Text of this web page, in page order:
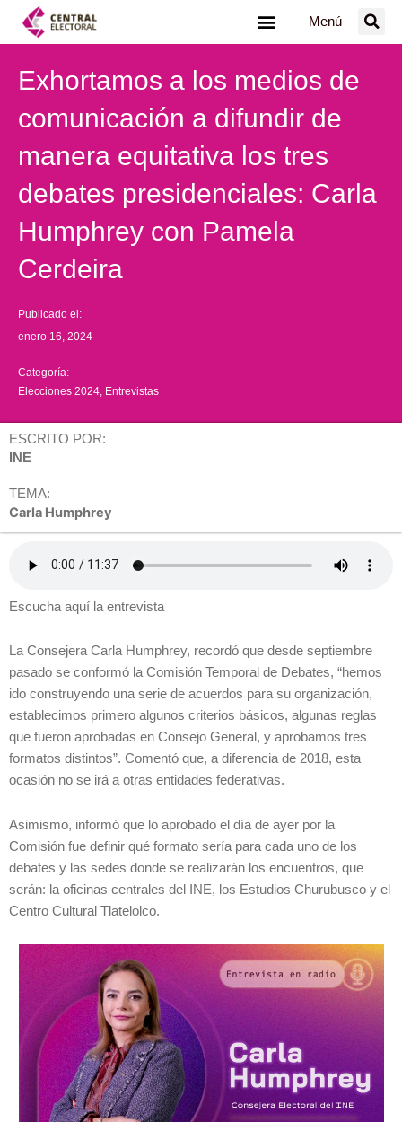
Menú
Exhortamos a los medios de
comunicación a difundir de
manera equitativa los tres
debates presidenciales: Carla
Humphrey con Pamela
Cerdeira
Publicado el:
enero 16, 2024
Categoría:
Elecciones 2024 Entrevistas
ESCRITO POR:
INE
TEMA:
Carla Humphrey
Escucha aquí la entrevista
La Consejera Carla Humphrey, recordó que desde septiembre
pasado se conformó la Comisión Temporal de Debates, “hemos
ido construyendo una serie de acuerdos para su organización,
establecimos primero algunos criterios básicos, algunas reglas
que fueron aprobadas en Consejo General, y aprobamos tres
formatos distintos”. Comentó que, a diferencia de 2018, esta
ocasión no se irá a otras entidades federativas.
Asimismo, informó que lo aprobado el día de ayer por la
Comisión fue definir qué formato sería para cada uno de los
debates y las sedes donde se realizarán los encuentros, que
serán: la oficinas centrales del INE, los Estudios Churubusco y el
Centro Cultural Tlatelolco.